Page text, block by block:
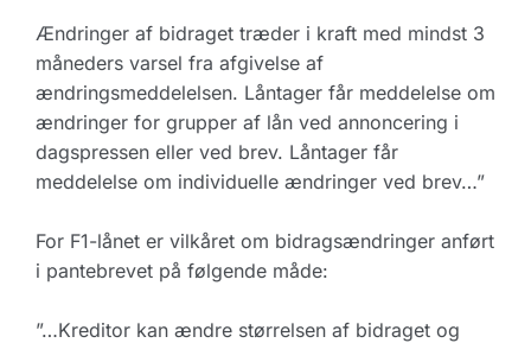
Ændringer af bidraget træder i kraft med mindst 3
måneders varsel fra afgivelse af
ændringsmeddelelsen. Låntager får meddelelse om
ændringer for grupper af lån ved annoncering i
dagspressen eller ved brev. Låntager får
meddelelse om individuelle ændringer ved brev…”
For F1-lånet er vilkåret om bidragsændringer anført
i pantebrevet på følgende måde:
”…Kreditor kan ændre størrelsen af bidraget og